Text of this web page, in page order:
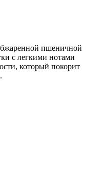
пшеничной
с легкими нотами
который покорит